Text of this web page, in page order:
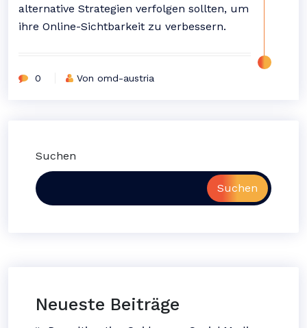
alternative Strategien verfolgen sollten, um
ihre Online-Sichtbarkeit zu verbessern.
0 Von omd-austria
Suchen
Suchen
Neueste Beiträge